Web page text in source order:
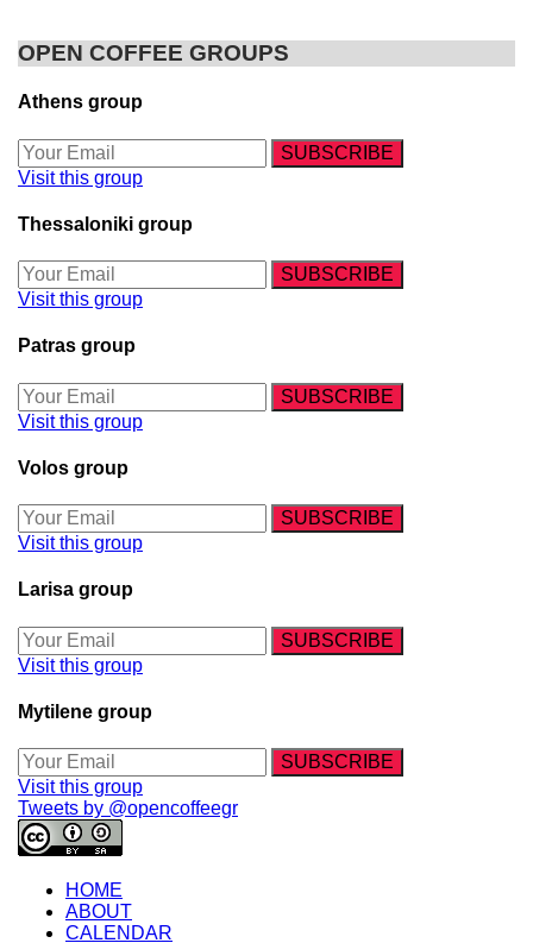
OPEN COFFEE GROUPS
Athens group
Visit this group
Thessaloniki group
Visit this group
Patras group
Visit this group
Volos group
Visit this group
Larisa group
Visit this group
Mytilene group
Visit this group
Tweets by @opencoffeegr
HOME
ABOUT
CALENDAR